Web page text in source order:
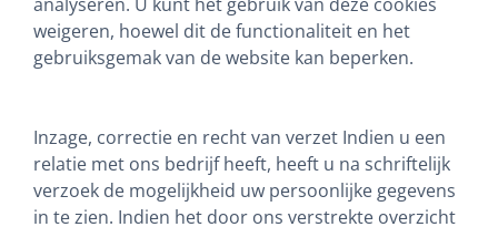
weigeren, hoewel dit de functionaliteit en het
gebruiksgemak van de website kan beperken.
Inzage, correctie en recht van verzet Indien u een
relatie met ons bedrijf heeft, heeft u na schriftelijk
verzoek de mogelijkheid uw persoonlijke gegevens
in te zien. Indien het door ons verstrekte overzicht